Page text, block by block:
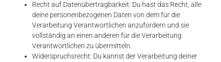
Recht auf Datenübertragbarkeit: Du hast das Recht, alle
deine personenbezogenen Daten von dem für die
Verarbeitung Verantwortlichen anzufordern und sie
vollständig an einen anderen für die Verarbeitung
Verantwortlichen zu übermitteln.
Widerspruchsrecht: Du kannst der Verarbeitung deiner